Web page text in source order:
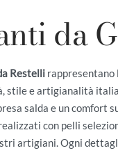
da
Restellirappresentano
stile e artigianalità
salda e un comfort
con pelli
artigiani. Ogni